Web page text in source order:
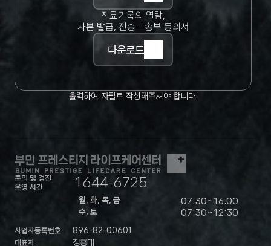
진료기록의 열람,
사본 발급, 전송 · 송부 동의서
다운로드
출력하여 자필로 작성해주셔야 합니다.
사업자등록번호 896-82-00601
대표자 정흥태
문의 및 검진
운영 시간
1644-6725
월, 화, 목, 금 07:30~16:00
수, 토 07:30~12:30